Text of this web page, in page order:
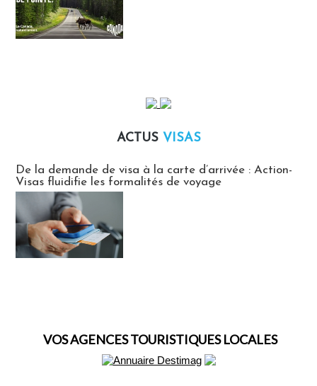
ACTUS VISAS
De la demande de visa à la carte d’arrivée : Action-
Visas fluidifie les formalités de voyage
VOS AGENCES TOURISTIQUES LOCALES